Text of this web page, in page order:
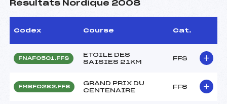
Résultats Nordique 2008
Codex Course Cat.
FNAF0501.FFS
ETOILE DES
SAISIES 21KM
FFS
FMBF0282.FFS
GRAND PRIX DU
CENTENAIRE
FFS